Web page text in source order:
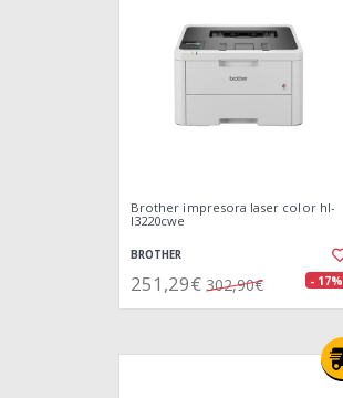
Brother impresora laser color hl-
l3220cwe
BROTHER
251,29€ 302,90€ - 17%